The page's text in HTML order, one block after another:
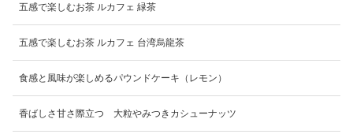
五感で楽しむお茶 ルカフェ 緑茶
五感で楽しむお茶 ルカフェ 台湾烏龍茶
食感と風味が楽しめるパウンドケーキ（レモン）
香ばしさ甘さ際立つ 大粒やみつきカシューナッツ